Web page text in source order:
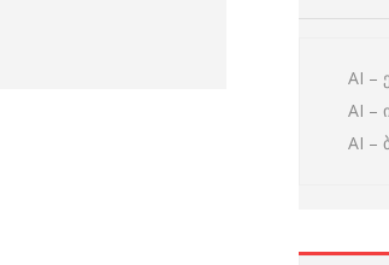
AI –
AI –
AI –